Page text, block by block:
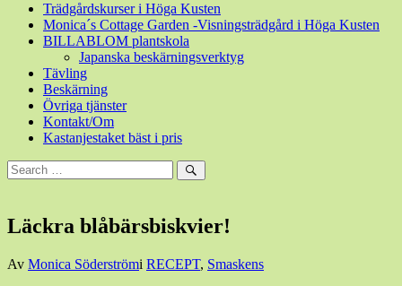
Trädgårdskurser i Höga Kusten
Monica´s Cottage Garden -Visningsträdgård i Höga Kusten
BILLABLOM plantskola
Japanska beskärningsverktyg
Tävling
Beskärning
Övriga tjänster
Kontakt/Om
Kastanjestaket bäst i pris
Sök
efter:
Sök
Läckra blåbärsbiskvier!
Den
Av Monica Söderströmi RECEPT, Smaskens